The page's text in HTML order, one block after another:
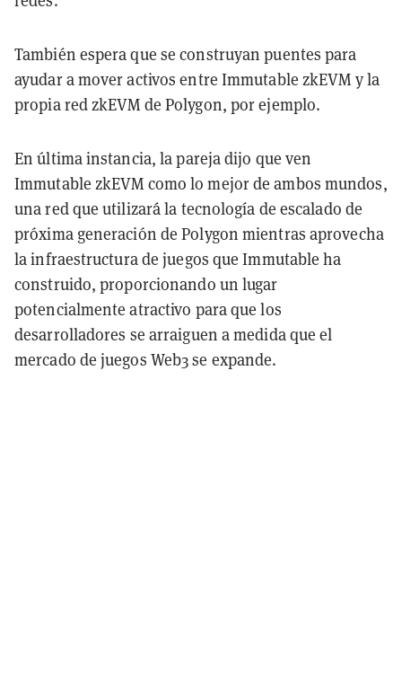
También espera que se construyan puentes para
ayudar a mover activos entre Immutable zkEVM y la
propia red zkEVM de Polygon, por ejemplo.
En última instancia, la pareja dijo que ven
Immutable zkEVM como lo mejor de ambos mundos,
una red que utilizará la tecnología de escalado de
próxima generación de Polygon mientras aprovecha
la infraestructura de juegos que Immutable ha
construido, proporcionando un lugar
potencialmente atractivo para que los
desarrolladores se arraiguen a medida que el
mercado de juegos Web3 se expande.